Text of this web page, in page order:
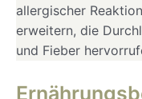
allergischer
erweitern, die
und Fieber